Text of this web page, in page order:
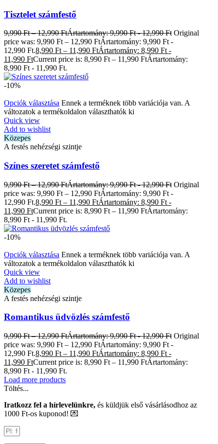
Tisztelet számfestő
9,990Ft – 12,990FtÁrtartomány: 9,990 Ft - 12,990 Ft Original
price was: 9,990 Ft – 12,990 FtÁrtartomány: 9,990 Ft -
12,990 Ft.8,990 Ft – 11,990 FtÁrtartomány: 8,990 Ft -
11,990 FtCurrent price is: 8,990 Ft – 11,990 FtÁrtartomány:
8,990 Ft - 11,990 Ft.
-10%
Opciók választása Ennek a terméknek több variációja van. A
változatok a termékoldalon választhatók ki
Quick view
Add to wishlist
Közepes
A festés nehézségi szintje
Színes szeretet számfestő
9,990Ft – 12,990FtÁrtartomány: 9,990 Ft - 12,990 Ft Original
price was: 9,990 Ft – 12,990 FtÁrtartomány: 9,990 Ft -
12,990 Ft.8,990 Ft – 11,990 FtÁrtartomány: 8,990 Ft -
11,990 FtCurrent price is: 8,990 Ft – 11,990 FtÁrtartomány:
8,990 Ft - 11,990 Ft.
-10%
Opciók választása Ennek a terméknek több variációja van. A
változatok a termékoldalon választhatók ki
Quick view
Add to wishlist
Közepes
A festés nehézségi szintje
Romantikus üdvözlés számfestő
9,990Ft – 12,990FtÁrtartomány: 9,990 Ft - 12,990 Ft Original
price was: 9,990 Ft – 12,990 FtÁrtartomány: 9,990 Ft -
12,990 Ft.8,990 Ft – 11,990 FtÁrtartomány: 8,990 Ft -
11,990 FtCurrent price is: 8,990 Ft – 11,990 FtÁrtartomány:
8,990 Ft - 11,990 Ft.
Load more products
Töltés...
Iratkozz fel a hírlevelünkre, és küldjük első vásárlásodhoz az
1000 Ft-os kuponod! 💌